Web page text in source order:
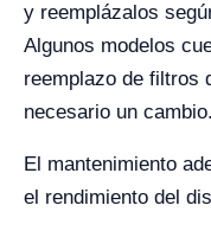
y reemplázalos
Algunos modelos
reemplazo de filtros
necesario un cambio.
El mantenimiento
el rendimiento del